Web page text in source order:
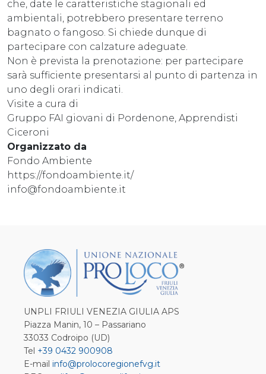
che, date le caratteristiche stagionali ed
ambientali, potrebbero presentare terreno
bagnato o fangoso. Si chiede dunque di
partecipare con calzature adeguate.
Non è prevista la prenotazione: per partecipare
sarà sufficiente presentarsi al punto di partenza in
uno degli orari indicati.
Visite a cura di
Gruppo FAI giovani di Pordenone, Apprendisti
Ciceroni
Organizzato da
Fondo Ambiente
https://fondoambiente.it/
info@fondoambiente.it
UNPLI FRIULI VENEZIA GIULIA APS
Piazza Manin, 10 – Passariano
33033 Codroipo (UD)
Tel +39 0432 900908
E-mail info@prolocoregionefvg.it